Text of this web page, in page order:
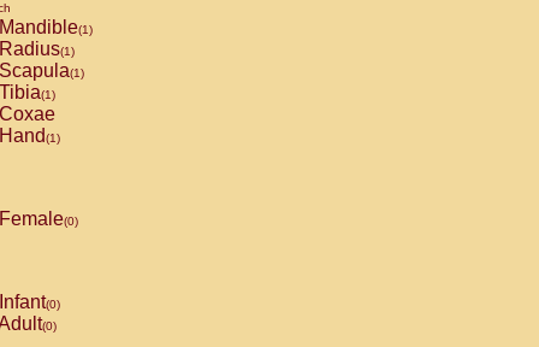
Mandible(1)
Radius(1)
Scapula(1)
Tibia(1)
Coxae
Hand(1)
Female(0)
Infant(0)
(0)